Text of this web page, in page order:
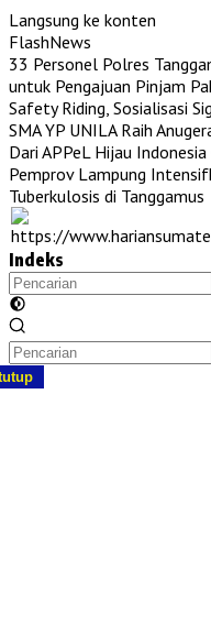
Langsung ke konten
FlashNews
33 Personel Polres
untuk Pengajuan Pinjam
Safety Riding, Sosialisasi
SMA YP UNILA Raih
Dari APPeL Hijau Indonesia
Pemprov Lampung
Tuberkulosis di Tanggamus
Indeks